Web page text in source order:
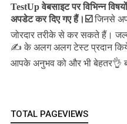
TestUp वेबसाइट पर विभिन्न
अपडेट कर दिए गए हैं। ☑️ जिनसे
जोरदार तरीके से कर सकते हैं।
✍️ के अलग अलग टेस्ट प्रदान
आपके अनुभव को और भी बेहतर👌
TOTAL PAGEVIEWS